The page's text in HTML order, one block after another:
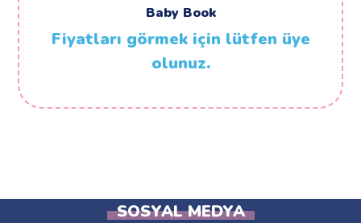
Baby Book
Fiyatları görmek için lütfen üye
olunuz.
SOSYAL MEDYA